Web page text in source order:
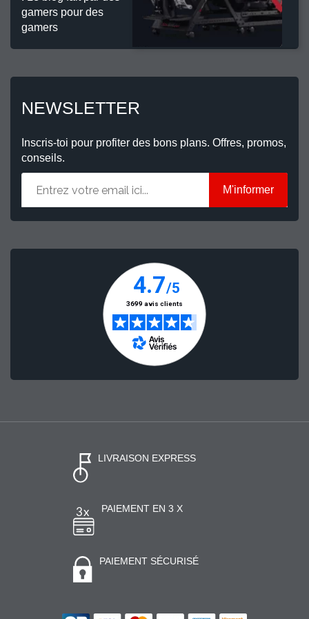
gamers pour des
gamers
NEWSLETTER
Inscris-toi pour profiter des bons plans. Offres, promos,
conseils.
M'informer
LIVRAISON EXPRESS
PAIEMENT EN 3 X
PAIEMENT SÉCURISÉ